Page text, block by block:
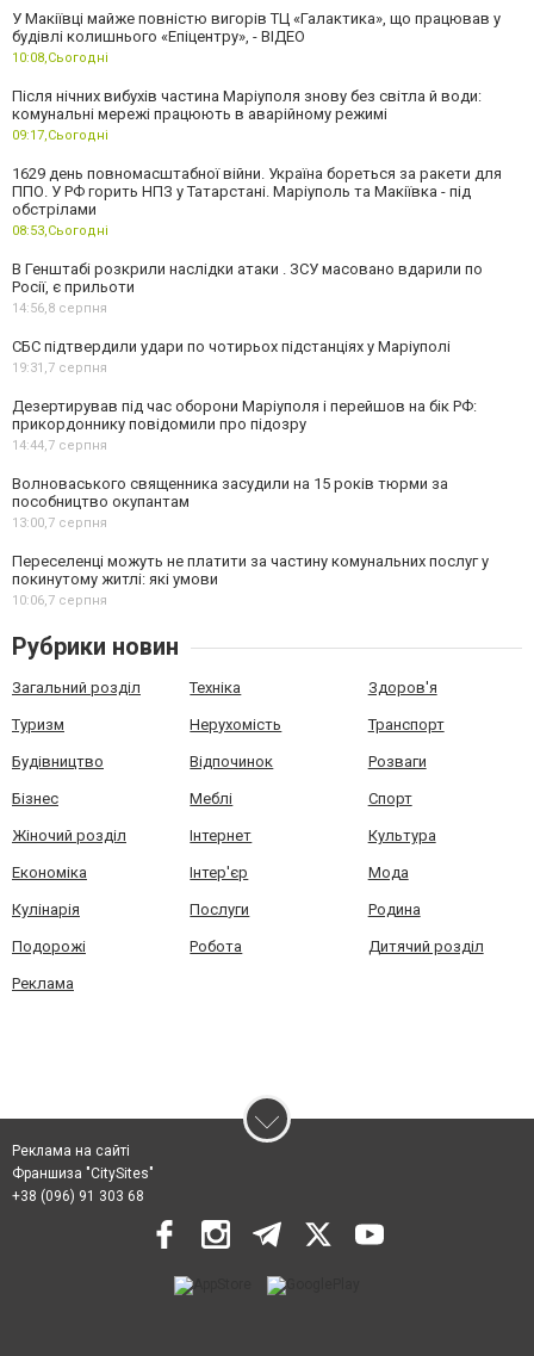
У Макіївці майже повністю вигорів ТЦ «Галактика», що працював у
будівлі колишнього «Епіцентру», - ВІДЕО
10:08, Сьогодні
Після нічних вибухів частина Маріуполя знову без світла й води:
комунальні мережі працюють в аварійному режимі
09:17, Сьогодні
1629 день повномасштабної війни. Україна бореться за ракети для
ППО. У РФ горить НПЗ у Татарстані. Маріуполь та Макіївка - під
обстрілами
08:53, Сьогодні
В Генштабі розкрили наслідки атаки . ЗСУ масовано вдарили по
Росії, є прильоти
14:56, 8 серпня
СБС підтвердили удари по чотирьох підстанціях у Маріуполі
19:31, 7 серпня
Дезертирував під час оборони Маріуполя і перейшов на бік РФ:
прикордоннику повідомили про підозру
14:44, 7 серпня
Волноваського священника засудили на 15 років тюрми за
пособництво окупантам
13:00, 7 серпня
Переселенці можуть не платити за частину комунальних послуг у
покинутому житлі: які умови
10:06, 7 серпня
Рубрики новин
Загальний розділ Техніка Здоров'я
Туризм Нерухомість Транспорт
Будівництво Відпочинок Розваги
Бізнес Меблі Спорт
Жіночий розділ Інтернет Культура
Економіка Інтер'єр Мода
Кулінарія Послуги Родина
Подорожі Робота Дитячий розділ
Реклама
Реклама на сайті
Франшиза "CitySites"
+38 (096) 91 303 68